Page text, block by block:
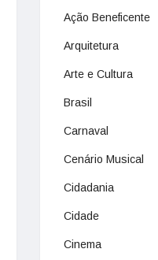
Ação Beneficente
Arquitetura
Arte e Cultura
Brasil
Carnaval
Cenário Musical
Cidadania
Cidade
Cinema